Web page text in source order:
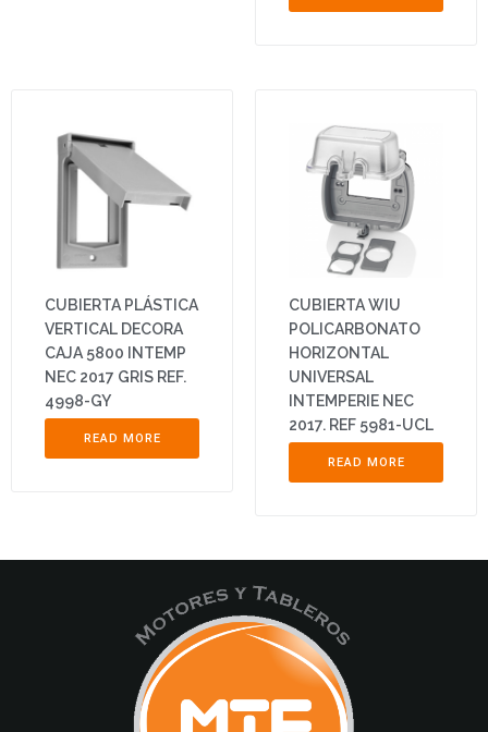
CUBIERTA PLÁSTICA
VERTICAL DECORA
CAJA 5800 INTEMP
NEC 2017 GRIS REF.
4998-GY
READ MORE
CUBIERTA WIU
POLICARBONATO
HORIZONTAL
UNIVERSAL
INTEMPERIE NEC
2017. REF 5981-UCL
READ MORE